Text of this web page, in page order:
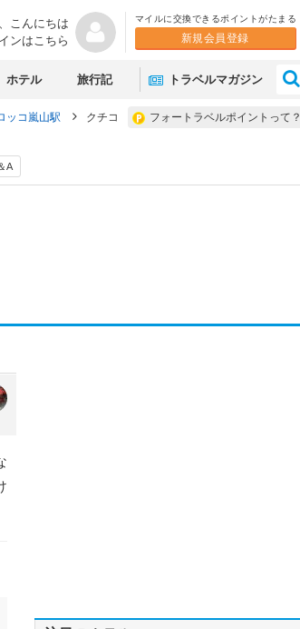
こんにちは
ンはこちら
マイルに交換できるポイントがたまる
新規会員登録
ホテル 旅行記 トラベルマガジン
フォートラベルポイントって？
ッコ嵐山駅
クチコ
A